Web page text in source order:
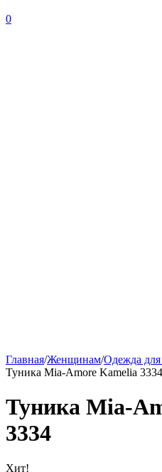
0
Главная/Женщинам/Одежда
Туника Mia-Amore Kamelia 3334
Туника Mia-
3334
Хит!